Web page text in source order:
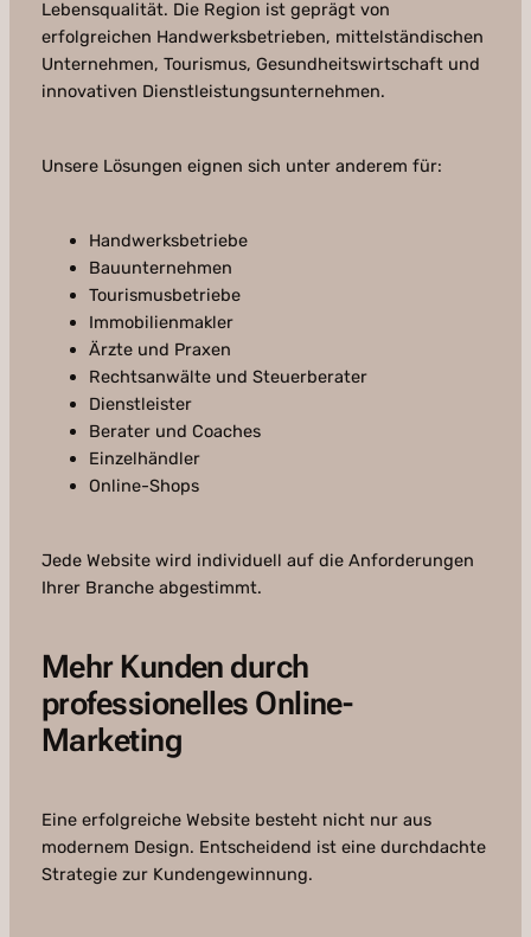
Lebensqualität. Die Region ist geprägt von
erfolgreichen Handwerksbetrieben, mittelständischen
Unternehmen, Tourismus, Gesundheitswirtschaft und
innovativen Dienstleistungsunternehmen.
Unsere Lösungen eignen sich unter anderem für:
Handwerksbetriebe
Bauunternehmen
Tourismusbetriebe
Immobilienmakler
Ärzte und Praxen
Rechtsanwälte und Steuerberater
Dienstleister
Berater und Coaches
Einzelhändler
Online-Shops
Jede Website wird individuell auf die Anforderungen
Ihrer Branche abgestimmt.
Mehr Kunden durch
professionelles Online-
Marketing
Eine erfolgreiche Website besteht nicht nur aus
modernem Design. Entscheidend ist eine durchdachte
Strategie zur Kundengewinnung.